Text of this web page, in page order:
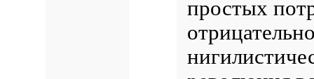
простых